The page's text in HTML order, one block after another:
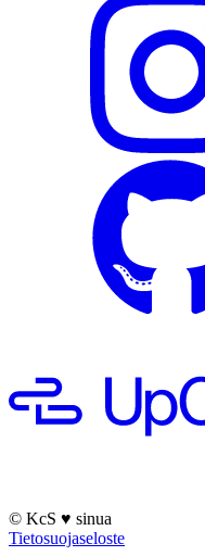
© KcS ♥ sinua
Tietosuojaseloste